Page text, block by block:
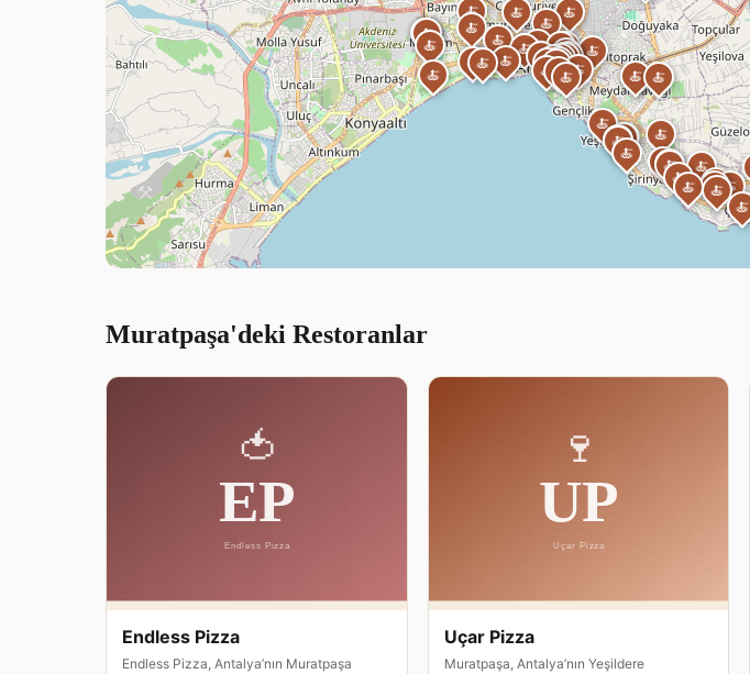
🍝
🍝 🍝 🍝
🍝 🍝
🍝 🍝
🍝🍝
🍝 🍝 🍝
🍝 🍝
🍝
🍝
🍝
🍝🍝
🍝🍝 🍝 🍝🍝
🍝
🍝
🍝 🍝🍝
🍝
🍝 🍝
🍝
🍝
🍝
🍝
🍝
🍝
🍝
🍝
🍝 🍝
🍝 🍝
🍝
🍝
🍝
🍝
🍝
🍝🍝
🍝
🍝
Muratpaşa'deki Restoranlar
Endless Pizza
Endless Pizza, Antalya’nın Muratpaşa
Uçar Pizza
Muratpaşa, Antalya’nın Yeşildere